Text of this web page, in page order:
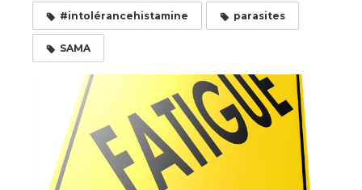
#intolérancehistamine parasites
SAMA